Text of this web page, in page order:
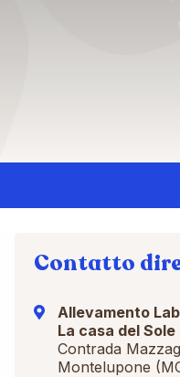
Contatto
Allevamento
La casa del Sole
Contrada
Montelupone